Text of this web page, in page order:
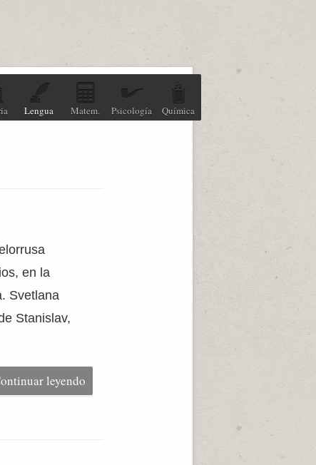
Lengua Matem. Psicología Química
en la
Svetlana
Stanislav,
leyendo